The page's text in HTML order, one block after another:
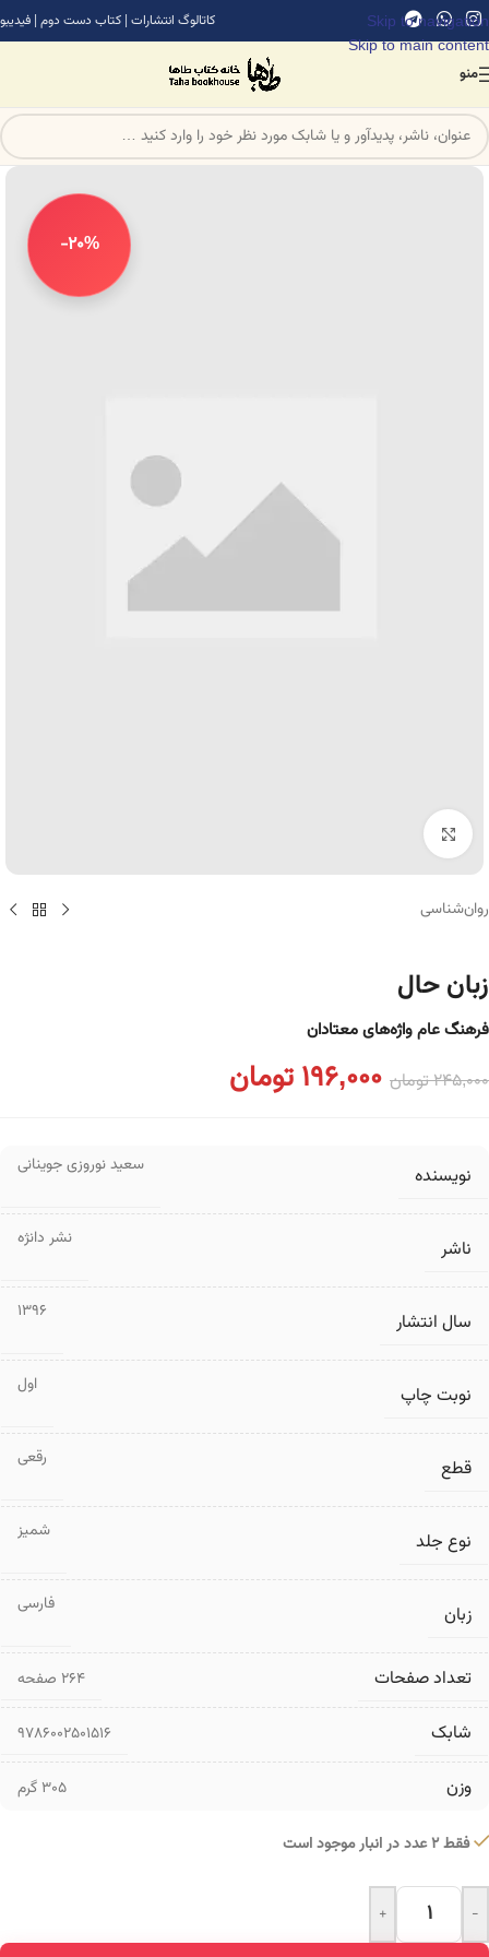
Skip to navigation
Skip to main content
کاتالوگ انتشارات | کتاب دست دوم | فیدیبو
منو
-20%
برای بزرگنمایی کلیک کنید
روان‌شناسی
زبان حال
فرهنگ عام واژه‌های معتادان
245,000تومان 196,000تومان
نویسنده سعید نوروزی جوینانی
ناشر نشر دانژه
سال انتشار 1396
نوبت چاپ اول
قطع رقعی
نوع جلد شمیز
زبان فارسی
تعداد صفحات ۲۶۴ صفحه
شابک 9786002501516
وزن 305 گرم
فقط 2 عدد در انبار موجود است
-
+